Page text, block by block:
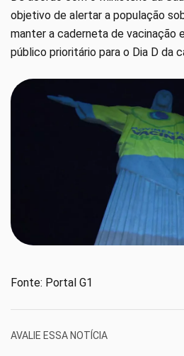
objetivo de alertar a população
manter a caderneta de vacinação
público prioritário para o Dia D da
Fonte: Portal G1
AVALIE ESSA NOTÍCIA